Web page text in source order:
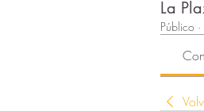
La
Público ·